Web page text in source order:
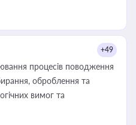
+49
процесів поводження
оброблення та
вимог та